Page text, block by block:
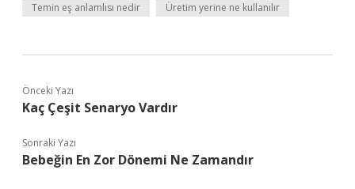
Temin eş anlamlısı nedir Üretim yerine ne kullanılır
Önceki Yazı
Kaç Çeşit Senaryo Vardır
Sonraki Yazı
Bebeğin En Zor Dönemi Ne Zamandır